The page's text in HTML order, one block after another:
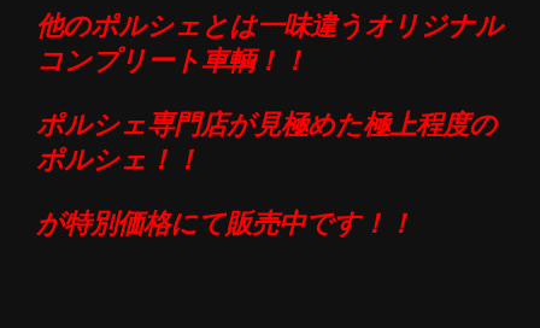
他のポルシェとは一味違うオリジナル
コンプリート車輌！！
ポルシェ専門店が見極めた極上程度の
ポルシェ！！
が特別価格にて販売中です！！